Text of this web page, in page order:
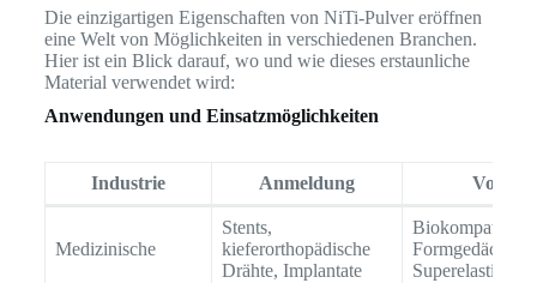
Die einzigartigen Eigenschaften von NiTi-Pulver eröffnen
eine Welt von Möglichkeiten in verschiedenen Branchen.
Hier ist ein Blick darauf, wo und wie dieses erstaunliche
Material verwendet wird:
Anwendungen und Einsatzmöglichkeiten
Industrie Anmeldung Vorteile
Medizinische
Stents,
kieferorthopädische
Drähte, Implantate
Formgedächtnis,
Superelastizität